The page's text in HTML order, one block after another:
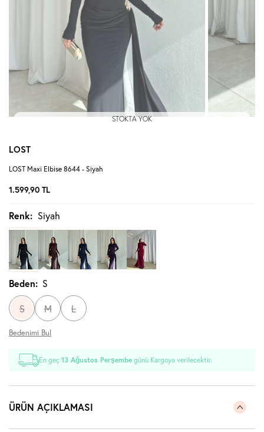
STOKTA YOK
LOST
LOST Maxi Elbise 8644 - Siyah
1.599,90 TL
Renk: Siyah
Beden: S
S M L
Bedenimi Bul
En geç13 Ağustos Perşembe günü Kargoya verilecektir.
ÜRÜN AÇIKLAMASI